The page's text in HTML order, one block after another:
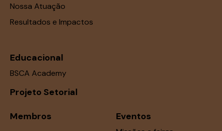
Nossa Atuação
Resultados e Impactos
Educacional
BSCA Academy
Projeto Setorial
Membros Eventos